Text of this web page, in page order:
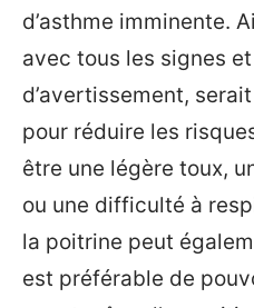
d’asthme imminente.
avec tous les signes
d’avertissement,
pour réduire les
être une légère toux,
ou une difficulté à
la poitrine peut
est préférable de